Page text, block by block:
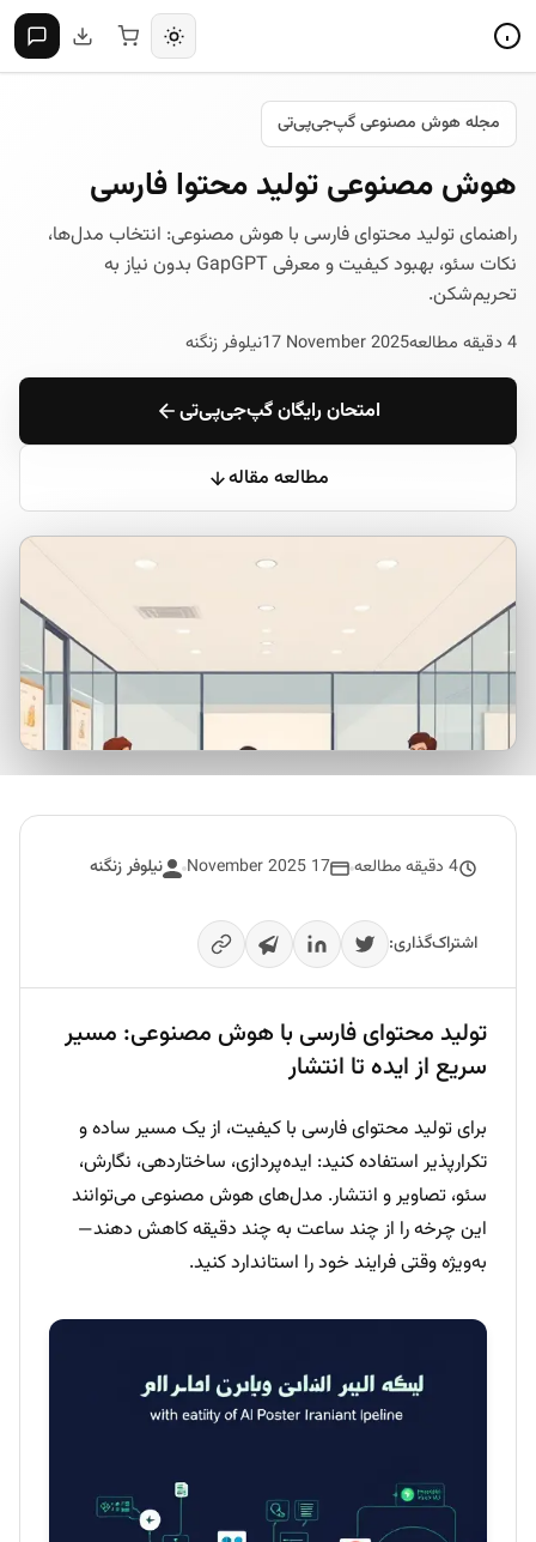
مجله هوش مصنوعی گپ‌جی‌پی‌تی
هوش مصنوعی تولید محتوا فارسی
راهنمای تولید محتوای فارسی با هوش مصنوعی: انتخاب مدل‌ها،
نکات سئو، بهبود کیفیت و معرفی GapGPT بدون نیاز به
تحریم‌شکن.
4 دقیقه مطالعه 17 November 2025نیلوفر زنگنه
امتحان رایگان گپ‌جی‌پی‌تی
مطالعه مقاله
4 دقیقه مطالعه 17 November 2025 نیلوفر زنگنه
اشتراک‌گذاری:
تولید محتوای فارسی با هوش مصنوعی: مسیر
سریع از ایده تا انتشار
برای تولید محتوای فارسی با کیفیت، از یک مسیر ساده و
تکرارپذیر استفاده کنید: ایده‌پردازی، ساختاردهی، نگارش،
سئو، تصاویر و انتشار. مدل‌های هوش مصنوعی می‌توانند
این چرخه را از چند ساعت به چند دقیقه کاهش دهند—
به‌ویژه وقتی فرایند خود را استاندارد کنید.